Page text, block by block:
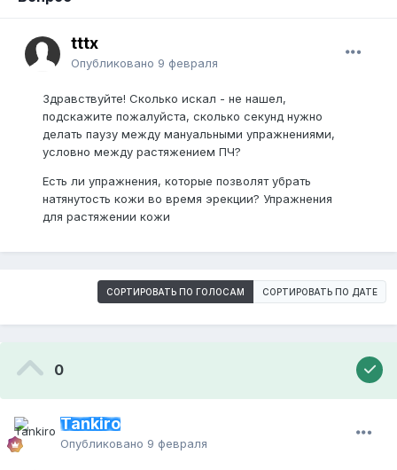
tttx
Опубликовано 9 февраля
Здравствуйте! Сколько искал - не нашел,
подскажите пожалуйста, сколько секунд нужно
делать паузу между мануальными упражнениями,
условно между растяжением ПЧ?
Есть ли упражнения, которые позволят убрать
натянутость кожи во время эрекции? Упражнения
для растяжении кожи
СОРТИРОВАТЬ ПО ГОЛОСАМ СОРТИРОВАТЬ ПО ДАТЕ
0
Tankiro
Опубликовано 9 февраля